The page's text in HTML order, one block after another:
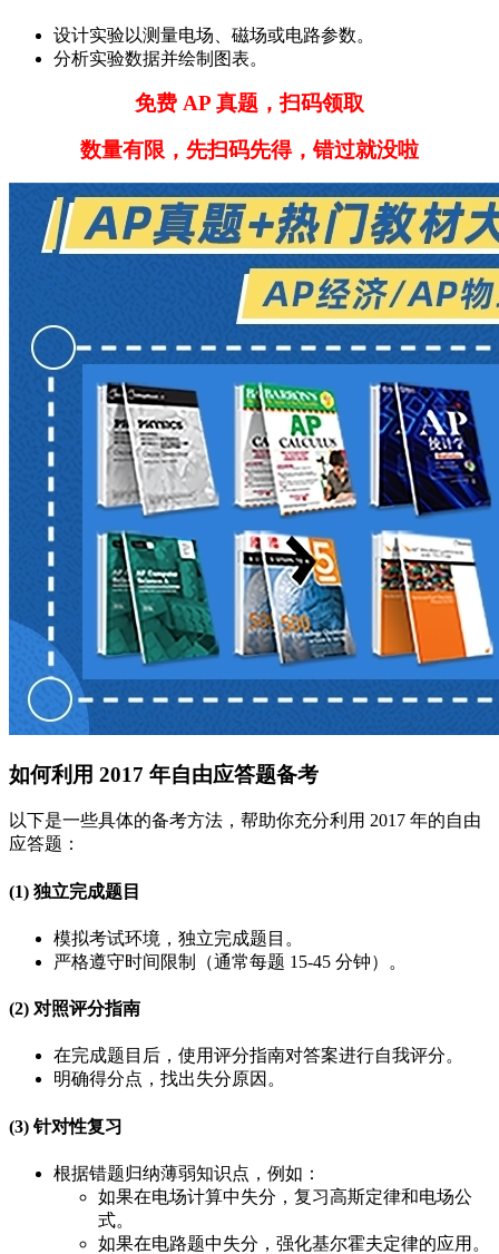
设计实验以测量电场、磁场或电路参数。
分析实验数据并绘制图表。
免费 AP 真题，扫码领取
数量有限，先扫码先得，错过就没啦
如何利用 2017 年自由应答题备考
以下是一些具体的备考方法，帮助你充分利用 2017 年的自由
应答题：
(1) 独立完成题目
模拟考试环境，独立完成题目。
严格遵守时间限制（通常每题 15-45 分钟）。
(2) 对照评分指南
在完成题目后，使用评分指南对答案进行自我评分。
明确得分点，找出失分原因。
(3) 针对性复习
根据错题归纳薄弱知识点，例如：
如果在电场计算中失分，复习高斯定律和电场公
式。
如果在电路题中失分，强化基尔霍夫定律的应用。